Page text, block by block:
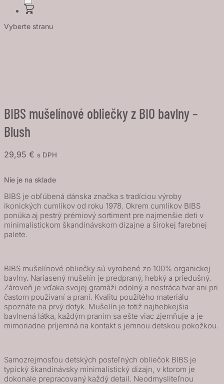
Vyberte stranu
BIBS mušelínové obliečky z BIO bavlny –
Blush
29,95 € s DPH
Nie je na sklade
BIBS je obľúbená dánska značka s tradíciou výroby
ikonických cumlíkov od roku 1978. Okrem cumlíkov BIBS
ponúka aj pestrý prémiový sortiment pre najmenšie deti v
minimalistickom škandinávskom dizajne a širokej farebnej
palete.
BIBS mušelínové obliečky sú vyrobené zo 100% organickej
bavlny. Nariasený mušelín je predpraný, hebký a priedušný.
Zároveň je vďaka svojej gramáži odolný a nestráca tvar ani pri
častom používaní a praní. Kvalitu použitého materiálu
spoznáte na prvý dotyk. Mušelín je totiž najhebkejšia
bavlnená látka, každým praním sa ešte viac zjemňuje a je
mimoriadne príjemná na kontakt s jemnou detskou pokožkou.
Samozrejmosťou detských posteľných obliečok BIBS je
typický škandinávsky minimalistický dizajn, v ktorom je
dokonale prepracovaný každý detail. Neodmysliteľnou